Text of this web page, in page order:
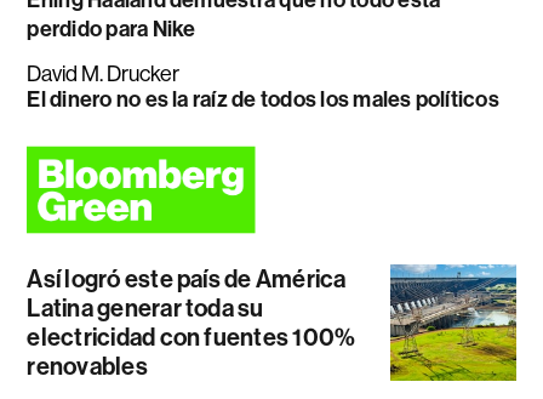
perdido para Nike
David M. Drucker
El dinero no es la raíz de todos los males políticos
Así logró este país de América
Latina generar toda su
electricidad con fuentes 100%
renovables